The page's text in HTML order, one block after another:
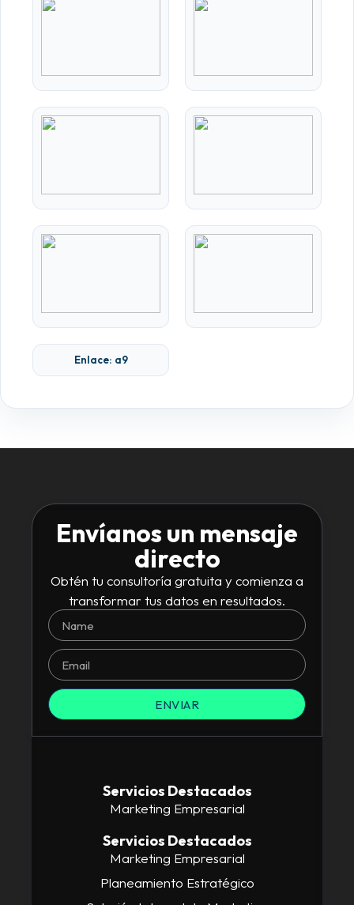
Enlace: a9
Envíanos un mensaje
directo
Obtén tu consultoría gratuita y comienza a
transformar tus datos en resultados.
ENVIAR
Servicios Destacados
Marketing Empresarial
Servicios Destacados
Marketing Empresarial
Planeamiento Estratégico